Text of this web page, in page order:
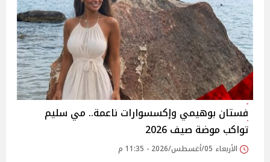
فستان بوهيمي وإكسسوارات ناعمة.. مي سليم
تواكب موضة صيف 2026
الأربعاء 05/أغسطس/2026 - 11:35 م